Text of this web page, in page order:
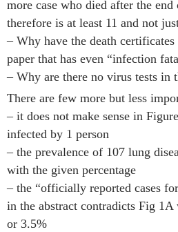
more case who died after the
therefore is at least 11 and not
– Why have the death
paper that has even “infection
– Why are there no virus tests in
There are few more but less
– it does not make sense in
infected by 1 person
– the prevalence of 107 lung
with the given percentage
– the “officially reported cases
in the abstract contradicts Fig
or 3.5%